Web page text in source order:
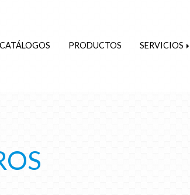
CATÁLOGOS PRODUCTOS SERVICIOS